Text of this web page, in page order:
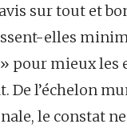
sur tout et
elles
pour mieux les
De l’échelon
le constat